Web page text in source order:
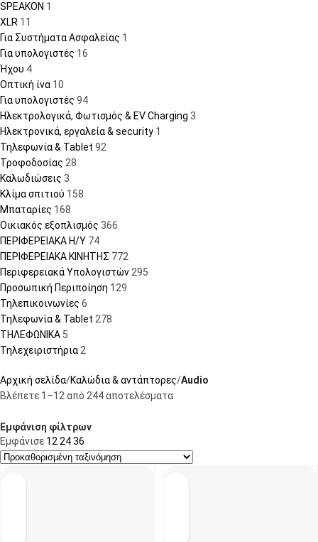
SPEAKON 1
XLR 11
Για Συστήματα Ασφαλείας 1
Για υπολογιστές 16
Ήχου 4
Οπτική ίνα 10
Για υπολογιστές 94
Ηλεκτρολογικά, Φωτισμός & EV Charging 3
Ηλεκτρονικά, εργαλεία & security 1
Τηλεφωνία & Tablet 92
Τροφοδοσίας 28
Καλωδιώσεις 3
Κλίμα σπιτιού 158
Μπαταρίες 168
Οικιακός εξοπλισμός 366
ΠΕΡΙΦΕΡΕΙΑΚΑ Η/Υ 74
ΠΕΡΙΦΕΡΕΙΑΚΑ ΚΙΝΗΤΗΣ 772
Περιφερειακά Υπολογιστών295
Προσωπική Περιποίηση 129
Τηλεπικοινωνίες 6
Τηλεφωνία & Tablet 278
ΤΗΛΕΦΩΝΙΚΑ 5
Τηλεχειριστήρια2
Αρχική σελίδα Καλώδια & αντάπτορες Audio
Βλέπετε 1–12 από 244 αποτελέσματα
Εμφάνιση φίλτρων
Εμφάνισε 122436